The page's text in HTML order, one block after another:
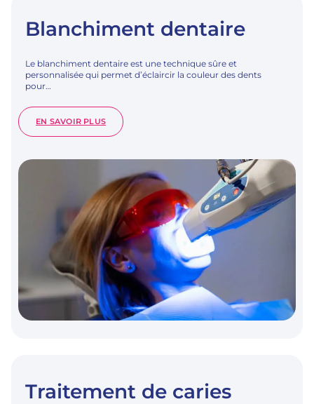
Blanchiment dentaire
Le blanchiment dentaire est une technique sûre et
personnalisée qui permet d’éclaircir la couleur des dents
pour…
EN SAVOIR PLUS:
BLANCHIMENT
Traitement de caries